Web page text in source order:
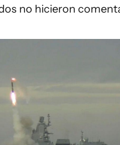
no hicieron